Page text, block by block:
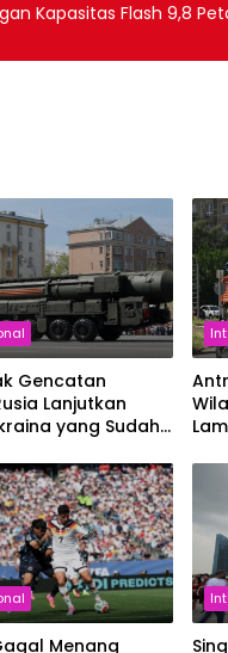
Kapasitas Flash 9,8
Gencatan
Lanjutkan
yang Sudah
Menang